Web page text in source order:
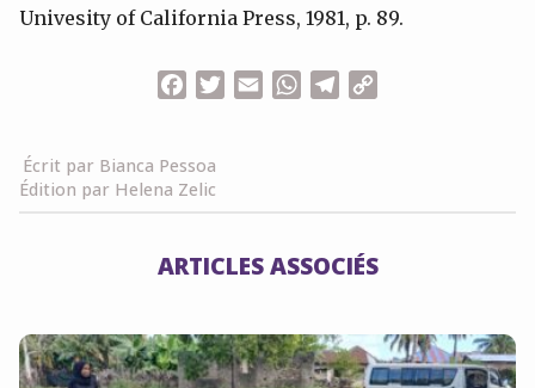
Univesity of California Press, 1981, p. 89.
FacebookTwitterEmailWhatsApp
Telegram
Écrit par Bianca Pessoa
Édition par Helena Zelic
ARTICLES ASSOCIÉS